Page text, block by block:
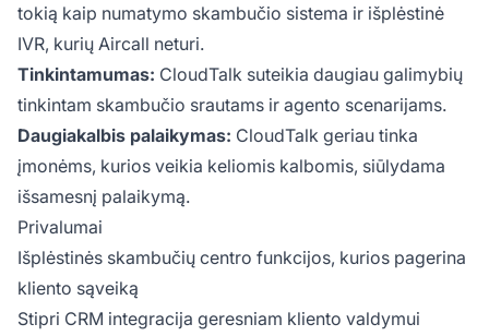
tokią kaip numatymo skambučio sistema ir išplėstinė
IVR, kurių Aircall neturi.
Tinkintamumas: CloudTalk suteikia daugiau galimybių
tinkintam skambučio srautams ir agento scenarijams.
Daugiakalbis palaikymas: CloudTalk geriau tinka
įmonėms, kurios veikia keliomis kalbomis, siūlydama
išsamesnį palaikymą.
Privalumai
Išplėstinės skambučių centro funkcijos, kurios pagerina
kliento sąveiką
Stipri CRM integracija geresniam kliento valdymui